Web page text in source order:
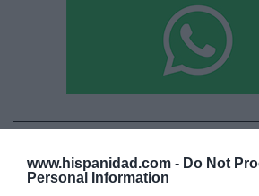
www.hispanidad.com - Do Not
Personal Information
ECONOMÍA
El desastre de los laudos